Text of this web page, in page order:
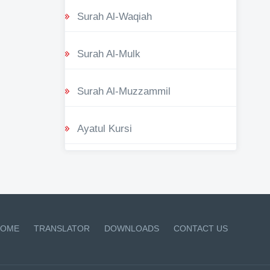
Surah Al-Waqiah
Surah Al-Mulk
Surah Al-Muzzammil
Ayatul Kursi
TRANSLATOR DOWNLOADS CONTACT US